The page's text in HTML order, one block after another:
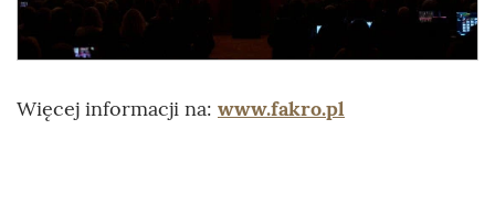
Więcej informacji na: www.fakro.pl